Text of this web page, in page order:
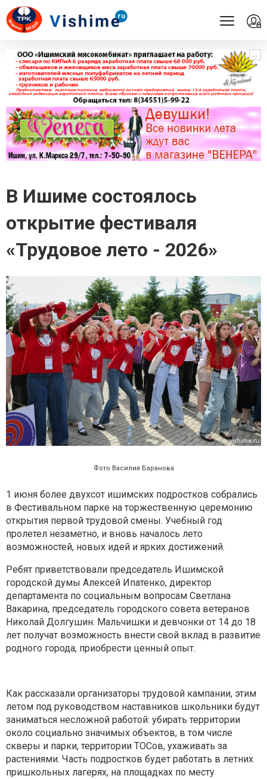
...
...
В Ишиме состоялось
открытие фестиваля
«Трудовое лето - 2026»
Фото Василия Баранова
1 июня более двухсот ишимских подростков собрались
в Фестивальном парке на торжественную церемонию
открытия первой трудовой смены. Учебный год
пролетел незаметно, и вновь началось лето
возможностей, новых идей и ярких достижений.
Ребят приветствовали председатель Ишимской
городской думы Алексей Ипатенко, директор
департамента по социальным вопросам Светлана
Вакарина, председатель городского совета ветеранов
Николай Долгушин. Мальчишки и девчонки от 14 до 18
лет получат возможность внести свой вклад в развитие
родного города, приобрести ценный опыт.
Как рассказали организаторы трудовой кампании, этим
летом под руководством наставников школьники будут
заниматься несложной работой: убирать территории
около социально значимых объектов, в том числе
скверы и парки, территории ТОСов, ухаживать за
растениями. Часть подростков будет работать в летних
пришкольных лагерях, на площадках по месту